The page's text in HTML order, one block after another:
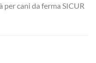
cani da ferma SICUR